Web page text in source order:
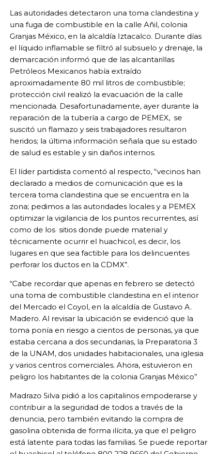
Las autoridades detectaron una toma clandestina y
una fuga de combustible en la calle Añil, colonia
Granjas México, en la alcaldía Iztacalco. Durante días
el líquido inflamable se filtró al subsuelo y drenaje, la
demarcación informó que de las alcantarillas
Petróleos Mexicanos había extraído
aproximadamente 80 mil litros de combustible;
protección civil realizó la evacuación de la calle
mencionada. Desafortunadamente, ayer durante la
reparación de la tubería a cargo de PEMEX, se
suscitó un flamazo y seis trabajadores resultaron
heridos; la última información señala que su estado
de salud es estable y sin daños internos.
El líder partidista comentó al respecto, “vecinos han
declarado a medios de comunicación que es la
tercera toma clandestina que se encuentra en la
zona; pedimos a las autoridades locales y a PEMEX
optimizar la vigilancia de los puntos recurrentes, así
como de los sitios donde puede material y
técnicamente ocurrir el huachicol, es decir, los
lugares en que sea factible para los delincuentes
perforar los ductos en la CDMX”.
“Cabe recordar que apenas en febrero se detectó
una toma de combustible clandestina en el interior
del Mercado el Coyol, en la alcaldía de Gustavo A.
Madero. Al revisar la ubicación se evidenció que la
toma ponía en riesgo a cientos de personas, ya que
estaba cercana a dos secundarias, la Preparatoria 3
de la UNAM, dos unidades habitacionales, una iglesia
y varios centros comerciales. Ahora, estuvieron en
peligro los habitantes de la colonia Granjas México”
Madrazo Silva pidió a los capitalinos empoderarse y
contribuir a la seguridad de todos a través de la
denuncia, pero también evitando la compra de
gasolina obtenida de forma ilícita, ya que el peligro
está latente para todas las familias. Se puede reportar